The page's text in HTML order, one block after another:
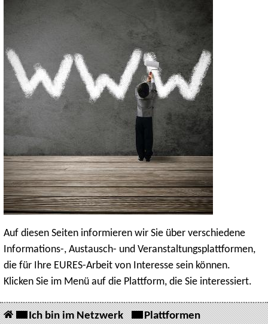
Auf diesen Seiten informieren wir Sie über verschiedene
Informations-, Austausch- und Veranstaltungsplattformen,
die für Ihre EURES-Arbeit von Interesse sein können.
Klicken Sie im Menü auf die Plattform, die Sie interessiert.
Ich bin im Netzwerk Plattformen